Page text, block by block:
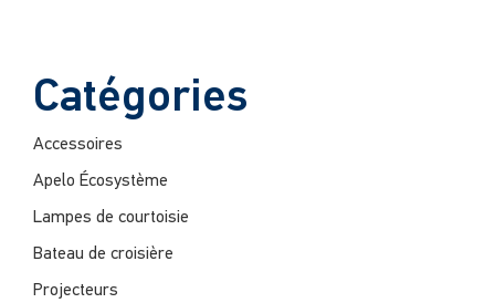
Catégories
Accessoires
Apelo Écosystème
Lampes de courtoisie
Bateau de croisière
Projecteurs